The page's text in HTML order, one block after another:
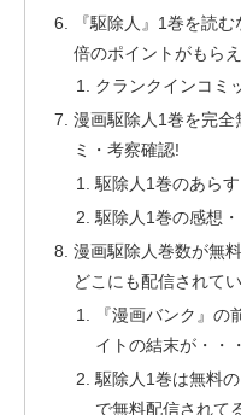
『駆除人』1巻を読
倍のポイントがもら
クランクインコミ
漫画駆除人1巻を完全
ミ・考察確認!
駆除人1巻のあらす
駆除人1巻の感想・
漫画駆除人巻数が無
どこにも配信されて
『漫画バンク』
イトの結末が・・・
駆除人1巻は無料
で無料配信されて